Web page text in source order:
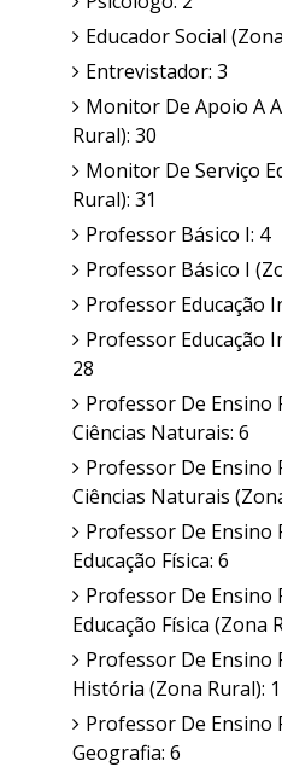
Educador Social
Entrevistador: 3
Monitor De Apoio A
Rural): 30
Monitor De Serviço
Rural): 31
Professor Básico I: 4
Professor Básico I
Professor Educação
Professor Educação
28
Professor De Ensino
Ciências Naturais: 6
Professor De Ensino
Ciências Naturais
Professor De Ensino
Educação Física: 6
Professor De Ensino
Educação Física (Zona
Professor De Ensino
História (Zona Rural):
Professor De Ensino
Geografia: 6